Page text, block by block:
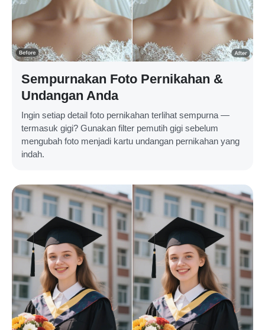
Sempurnakan Foto Pernikahan &
Undangan Anda
Ingin setiap detail foto pernikahan terlihat sempurna —
termasuk gigi? Gunakan filter pemutih gigi sebelum
mengubah foto menjadi kartu undangan pernikahan yang
indah.